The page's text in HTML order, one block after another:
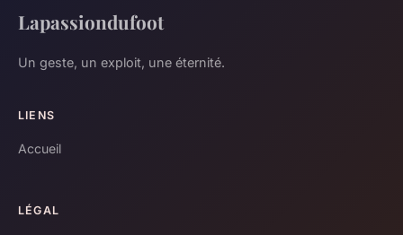
Lapassiondufoot
Un geste, un exploit, une éternité.
LIENS
Accueil
LÉGAL